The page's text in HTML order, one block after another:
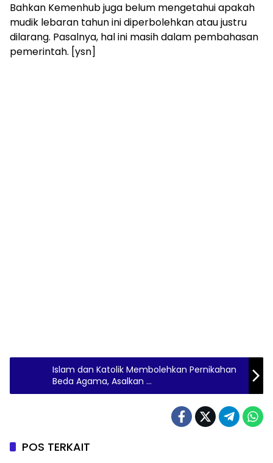
Bahkan Kemenhub juga belum mengetahui apakah
mudik lebaran tahun ini diperbolehkan atau justru
dilarang. Pasalnya, hal ini masih dalam pembahasan
pemerintah. [ysn]
Islam dan Katolik Membolehkan Pernikahan
Beda Agama, Asalkan …
POS TERKAIT